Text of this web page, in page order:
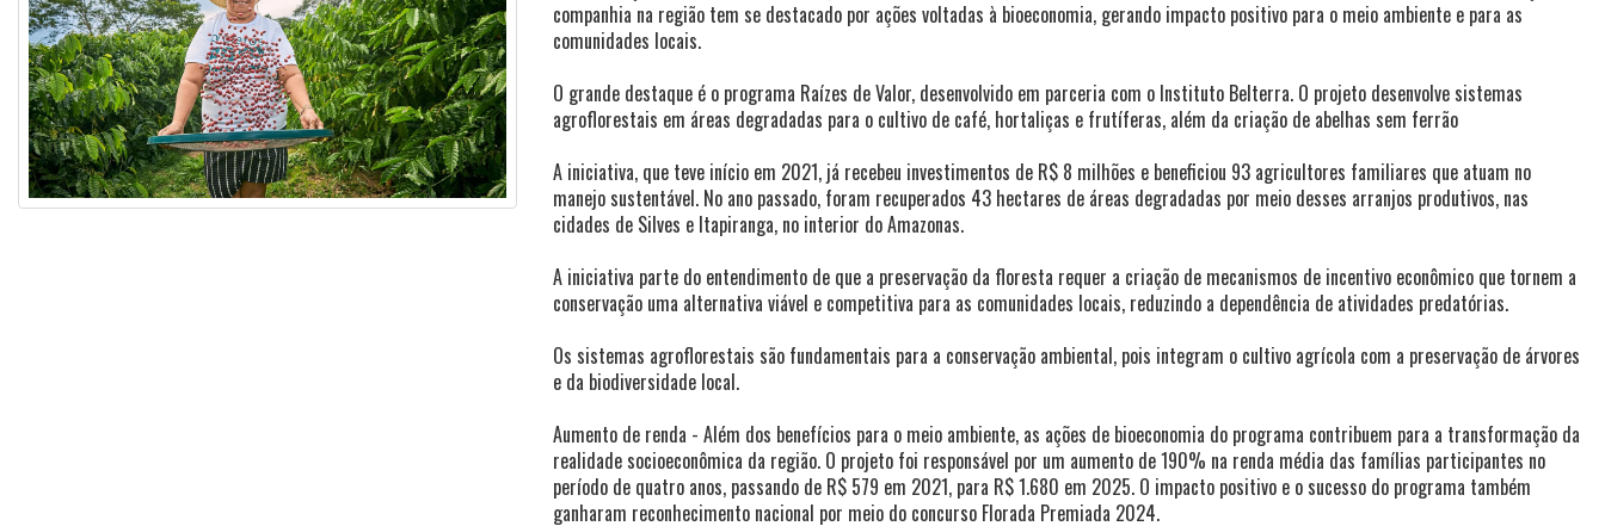
companhia na região tem se destacado por ações voltadas à bioeconomia, gerando impacto positivo para o meio ambiente e para as
comunidades locais.
O grande destaque é o programa Raízes de Valor, desenvolvido em parceria com o Instituto Belterra. O projeto desenvolve sistemas
agroflorestais em áreas degradadas para o cultivo de café, hortaliças e frutíferas, além da criação de abelhas sem ferrão
A iniciativa, que teve início em 2021, já recebeu investimentos de R$ 8 milhões e beneficiou 93 agricultores familiares que atuam no
manejo sustentável. No ano passado, foram recuperados 43 hectares de áreas degradadas por meio desses arranjos produtivos, nas
cidades de Silves e Itapiranga, no interior do Amazonas.
A iniciativa parte do entendimento de que a preservação da floresta requer a criação de mecanismos de incentivo econômico que tornem a
conservação uma alternativa viável e competitiva para as comunidades locais, reduzindo a dependência de atividades predatórias.
Os sistemas agroflorestais são fundamentais para a conservação ambiental, pois integram o cultivo agrícola com a preservação de árvores
e da biodiversidade local.
Aumento de renda - Além dos benefícios para o meio ambiente, as ações de bioeconomia do programa contribuem para a transformação da
realidade socioeconômica da região. O projeto foi responsável por um aumento de 190% na renda média das famílias participantes no
período de quatro anos, passando de R$ 579 em 2021, para R$ 1.680 em 2025. O impacto positivo e o sucesso do programa também
ganharam reconhecimento nacional por meio do concurso Florada Premiada 2024.